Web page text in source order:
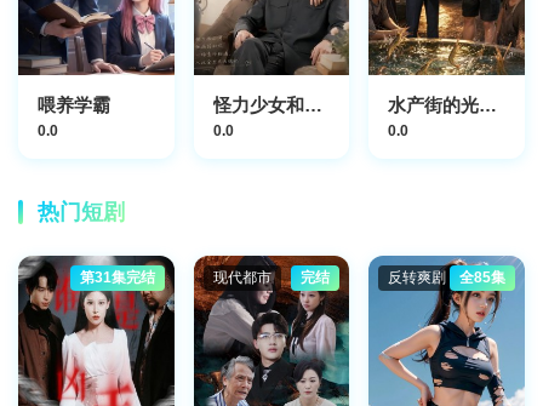
喂养学霸
0.0
怪力少女和她的病弱娇郎
0.0
水产街的光明守护者
0.0
热门短剧
第31集完结 现代都市 完结 反转爽剧 全85集